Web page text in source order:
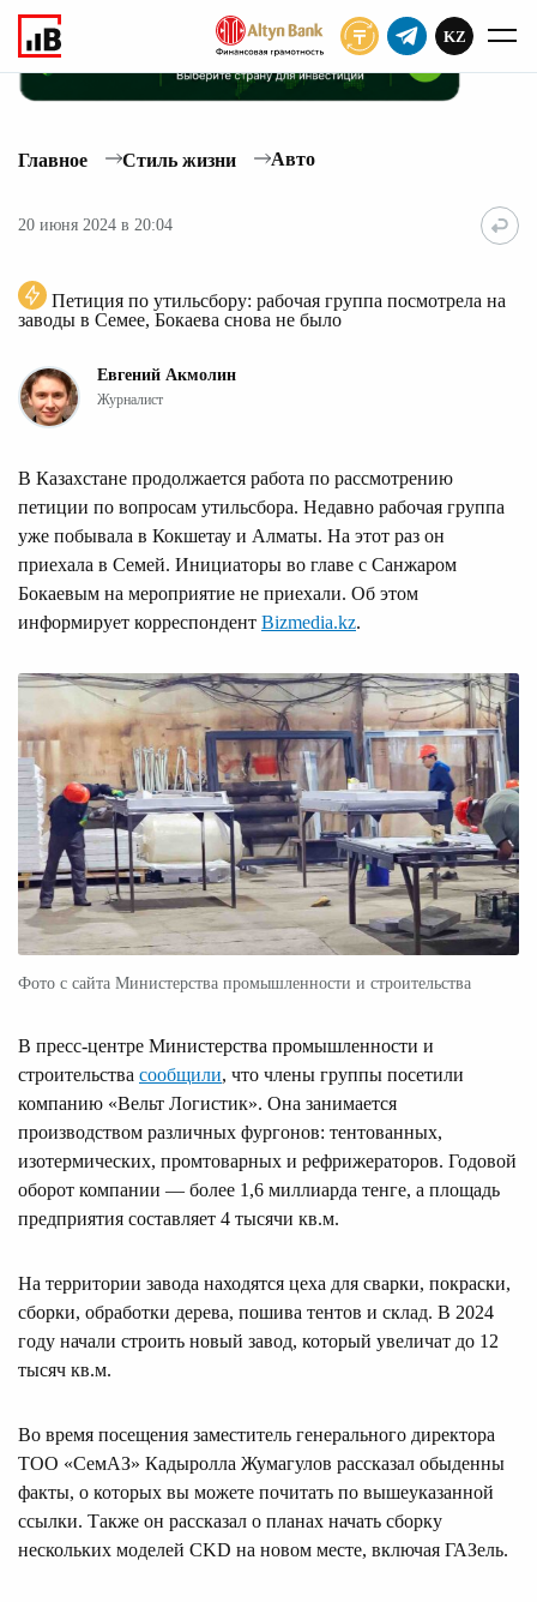
KZ
Главное Стиль жизни Авто
20 июня 2024 в 20:04
Петиция по утильсбору: рабочая группа посмотрела на
заводы в Семее, Бокаева снова не было
Евгений Акмолин
Журналист
В Казахстане продолжается работа по рассмотрению
петиции по вопросам утильсбора. Недавно рабочая группа
уже побывала в Кокшетау и Алматы. На этот раз он
приехала в Семей. Инициаторы во главе с Санжаром
Бокаевым на мероприятие не приехали. Об этом
информирует корреспондент Bizmedia.kz.
Фото с сайта Министерства промышленности и строительства
В пресс-центре Министерства промышленности и
строительства сообщили, что члены группы посетили
компанию «Вельт Логистик». Она занимается
производством различных фургонов: тентованных,
изотермических, промтоварных и рефрижераторов. Годовой
оборот компании — более 1,6 миллиарда тенге, а площадь
предприятия составляет 4 тысячи кв.м.
На территории завода находятся цеха для сварки, покраски,
сборки, обработки дерева, пошива тентов и склад. В 2024
году начали строить новый завод, который увеличат до 12
тысяч кв.м.
Во время посещения заместитель генерального директора
ТОО «СемАЗ» Кадыролла Жумагулов рассказал обыденны
факты, о которых вы можете почитать по вышеуказанной
ссылки. Также он рассказал о планах начать сборку
нескольких моделей CKD на новом месте, включая ГАЗель.